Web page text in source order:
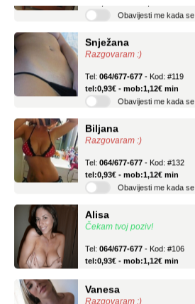
Obavijesti me kada se
Razgovaram :)
tel:0,93€ - mob:1,12€ min
Obavijesti me kada se
Razgovaram :)
tel:0,93€ - mob:1,12€ min
Obavijesti me kada se
Čekam tvoj poziv!
tel:0,93€ - mob:1,12€ min
Razgovaram :)